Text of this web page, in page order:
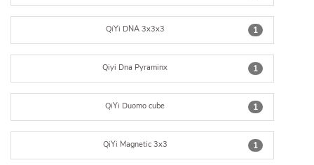
1
QiYi DNA 3x3x3
1
Qiyi Dna Pyraminx
1
QiYi Duomo cube
1
QiYi Magnetic 3x3